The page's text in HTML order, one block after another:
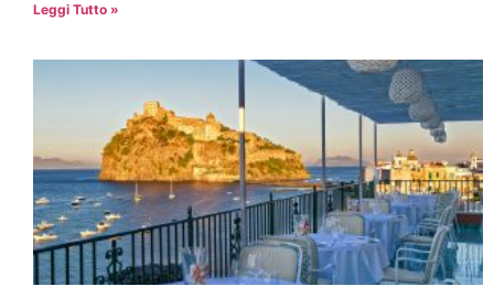
Leggi Tutto »